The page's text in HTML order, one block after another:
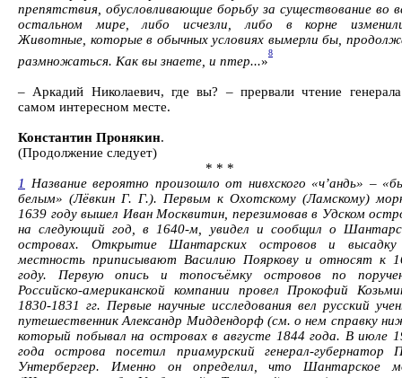
препятствия, обусловливающие борьбу за существование во
остальном мире, либо исчезли, либо в корне
Животные, которые в обычных условиях вымерли бы,
размножаться. Как вы знаете, и птер...»
8
– Аркадий Николаевич, где вы? – прервали чтение
самом интересном месте.
Константин Пронякин.
(Продолжение следует)
* * *
1 Название вероятно произошло от нивхского «ч’андь» –
белым» (Лёвкин Г. Г.). Первым к Охотскому (Ламскому)
1639 году вышел Иван Москвитин, перезимовав в Удском
на следующий год, в 1640-м, увидел и сообщил о
островах. Открытие Шантарских островов и
местность приписывают Василию Пояркову и относят к
году. Первую опись и топосъёмку островов по
Российско-американской компании провел Прокофий
1830-1831 гг. Первые научные исследования вел русский
путешественник Александр Миддендорф (см. о нем справку
который побывал на островах в августе 1844 года. В июле
года острова посетил приамурский генерал-губернатор
Унтербергер. Именно он определил, что Шантарское